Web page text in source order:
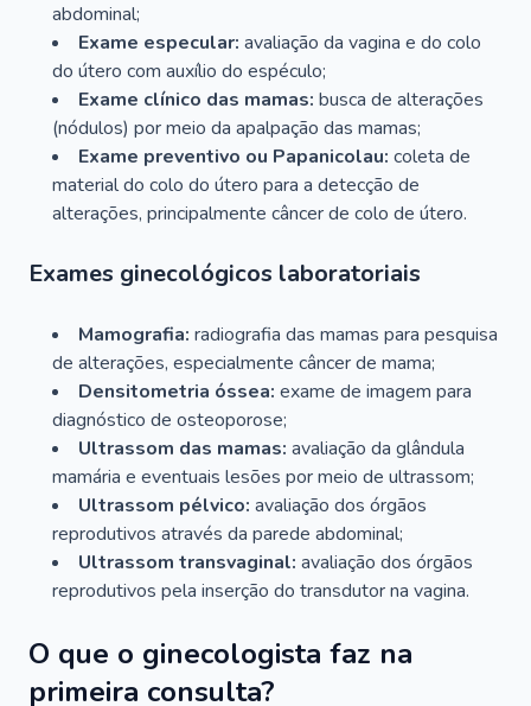
abdominal;
Exame especular: avaliação da vagina e do colo
do útero com auxílio do espéculo;
Exame clínico das mamas: busca de alterações
(nódulos) por meio da apalpação das mamas;
Exame preventivo ou Papanicolau: coleta de
material do colo do útero para a detecção de
alterações, principalmente câncer de colo de útero.
Exames ginecológicos laboratoriais
Mamografia: radiografia das mamas para pesquisa
de alterações, especialmente câncer de mama;
Densitometria óssea: exame de imagem para
diagnóstico de osteoporose;
Ultrassom das mamas: avaliação da glândula
mamária e eventuais lesões por meio de ultrassom;
Ultrassom pélvico: avaliação dos órgãos
reprodutivos através da parede abdominal;
Ultrassom transvaginal: avaliação dos órgãos
reprodutivos pela inserção do transdutor na vagina.
O que o ginecologista faz na
primeira consulta?